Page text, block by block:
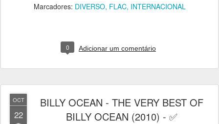
Marcadores: DIVERSO FLAC INTERNACIONAL
0 Adicionar um comentário
OCT
22
BILLY OCEAN - THE VERY BEST OF
BILLY OCEAN (2010) - ✅